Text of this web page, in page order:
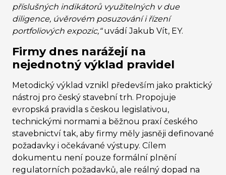
příslušných indikátorů využitelných v due
diligence, úvěrovém posuzování i řízení
portfoliových expozic,“uvádí Jakub Vít, EY.
Firmy dnes narážejí na
nejednotný výklad pravidel
Metodický výklad vznikl především jako praktický
nástroj pro český stavební trh. Propojuje
evropská pravidla s českou legislativou,
technickými normami a běžnou praxí českého
stavebnictví tak, aby firmy měly jasněji definované
požadavky i očekávané výstupy. Cílem
dokumentu není pouze formální plnění
regulatorních požadavků, ale reálný dopad na